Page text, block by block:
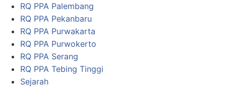
RQ PPA Palembang
RQ PPA Pekanbaru
RQ PPA Purwakarta
RQ PPA Purwokerto
RQ PPA Serang
RQ PPA Tebing Tinggi
Sejarah